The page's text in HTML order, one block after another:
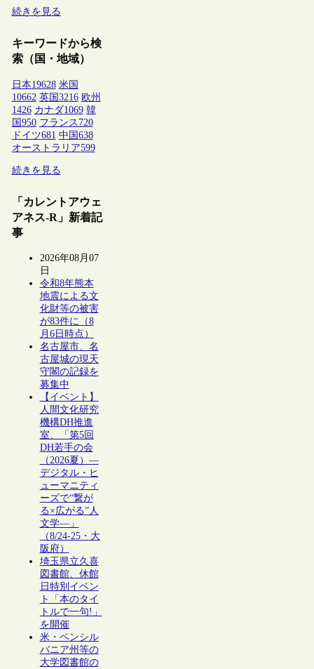
続きを見る
キーワードから検
索（国・地域）
日本19628 米国
10662 英国3216 欧州
1426 カナダ1069 韓
国950 フランス 720
ドイツ681 中国638
オーストラリア599
続きを見る
「カレントアウェ
アネス-R」新着記
事
2026年08月07
日
令和8年熊本
地震による文
化財等の被害
が83件に（8
月6日時点）
名古屋市、名
古屋城の現天
守閣の記録を
募集中
【イベント】
人間文化研究
機構DH推進
室、「第5回
DH若手の会
（2026夏）―
デジタル・ヒ
ューマニティ
ーズで“繋が
る×広がる”人
文学―」
（8/24-25・大
阪府）
埼玉県立久喜
図書館、休館
日特別イベン
ト「本のタイ
トルで一句!」
を開催
米・ペンシル
バニア州等の
大学図書館の